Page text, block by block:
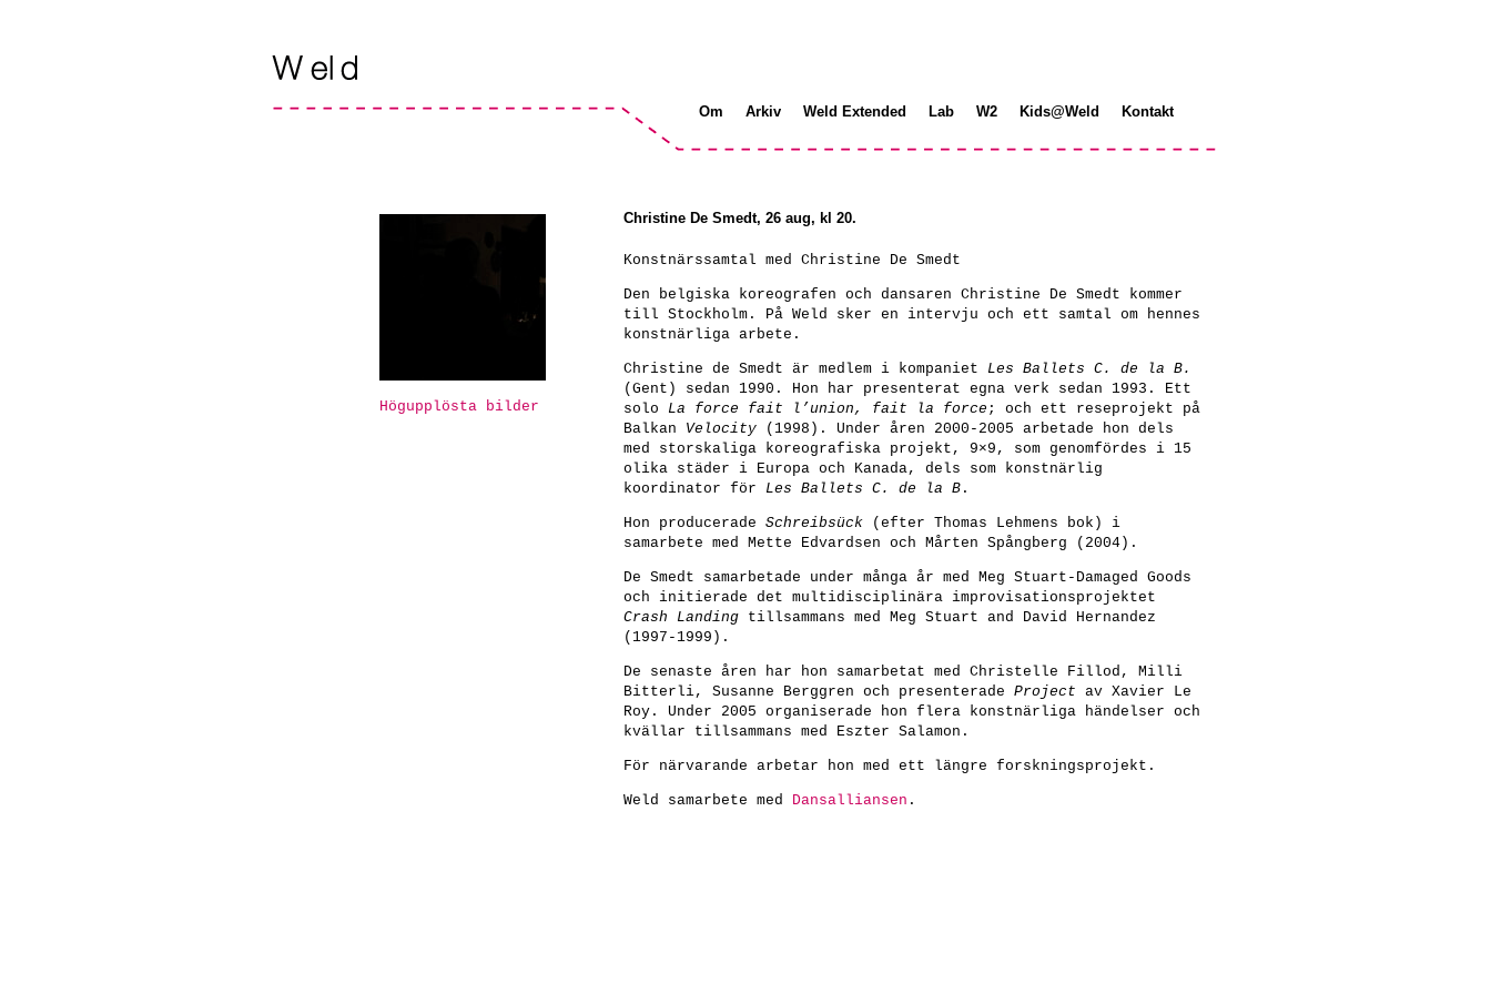
Om Arkiv Weld Extended Lab W2 Kids@Weld Kontakt
Högupplösta bilder
Christine De Smedt, 26 aug, kl 20.
Konstnärssamtal med Christine De Smedt
Den belgiska koreografen och dansaren Christine De Smedt kommer
till Stockholm. På Weld sker en intervju och ett samtal om hennes
konstnärliga arbete.
Christine de Smedt är medlem i kompaniet Les Ballets C. de la B.
(Gent) sedan 1990. Hon har presenterat egna verk sedan 1993. Ett
solo La force fait l’union, fait la force ; och ett reseprojekt på
Balkan Velocity (1998). Under åren 2000-2005 arbetade hon dels
med storskaliga koreografiska projekt, 9×9, som genomfördes i 15
olika städer i Europa och Kanada, dels som konstnärlig
koordinator för Les Ballets C. de la B .
Hon producerade Schreibsück (efter Thomas Lehmens bok) i
samarbete med Mette Edvardsen och Mårten Spångberg (2004).
De Smedt samarbetade under många år med Meg Stuart-Damaged Goods
och initierade det multidisciplinära improvisationsprojektet
Crash Landing tillsammans med Meg Stuart and David Hernandez
(1997-1999).
De senaste åren har hon samarbetat med Christelle Fillod, Milli
Bitterli, Susanne Berggren och presenterade Project av Xavier Le
Roy. Under 2005 organiserade hon flera konstnärliga händelser och
kvällar tillsammans med Eszter Salamon.
För närvarande arbetar hon med ett längre forskningsprojekt.
Weld samarbete med Dansalliansen .